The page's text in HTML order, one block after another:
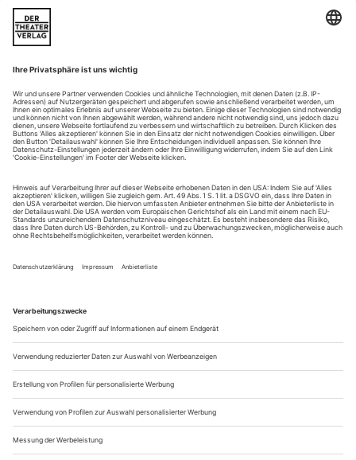
Jena und Aachen gibt es wie nirgends auf der Welt eine
dichte, vielfältige und produktive Theaterszene. Mit
Theater heute sind Sie jederzeit über die wichtigsten
Ereignisse informiert. Theater heute erscheint 12-mal im
Jahr mit einem Doppelheft im Juli und dem Jahrbuch im
August.
Sie erhalten Zugang zum Online-Archiv von Theater
heute und können sowohl das aktuelle ePaper als auch
das ePaper-Archiv über Ihren Account auf www.der-
theaterverlag.de einsehen. Zugang zur App auf Anfrage.
Das Abonnement hat eine Laufzeit von einem Monat und
verlängert sich jeweils um einen weiteren Monat, sofern
es nicht vom Kunden auf der Seite „Mein Konto/Meine
Bestellungen“ auf www.der-theaterverlag.de gekündigt
in Kraft.
Aus steuerlichen Gründen abweichende Preise für Käufe
außerhalb Deutschlands (Endpreis vor Auslösen der Bestellung
ersichtlich)